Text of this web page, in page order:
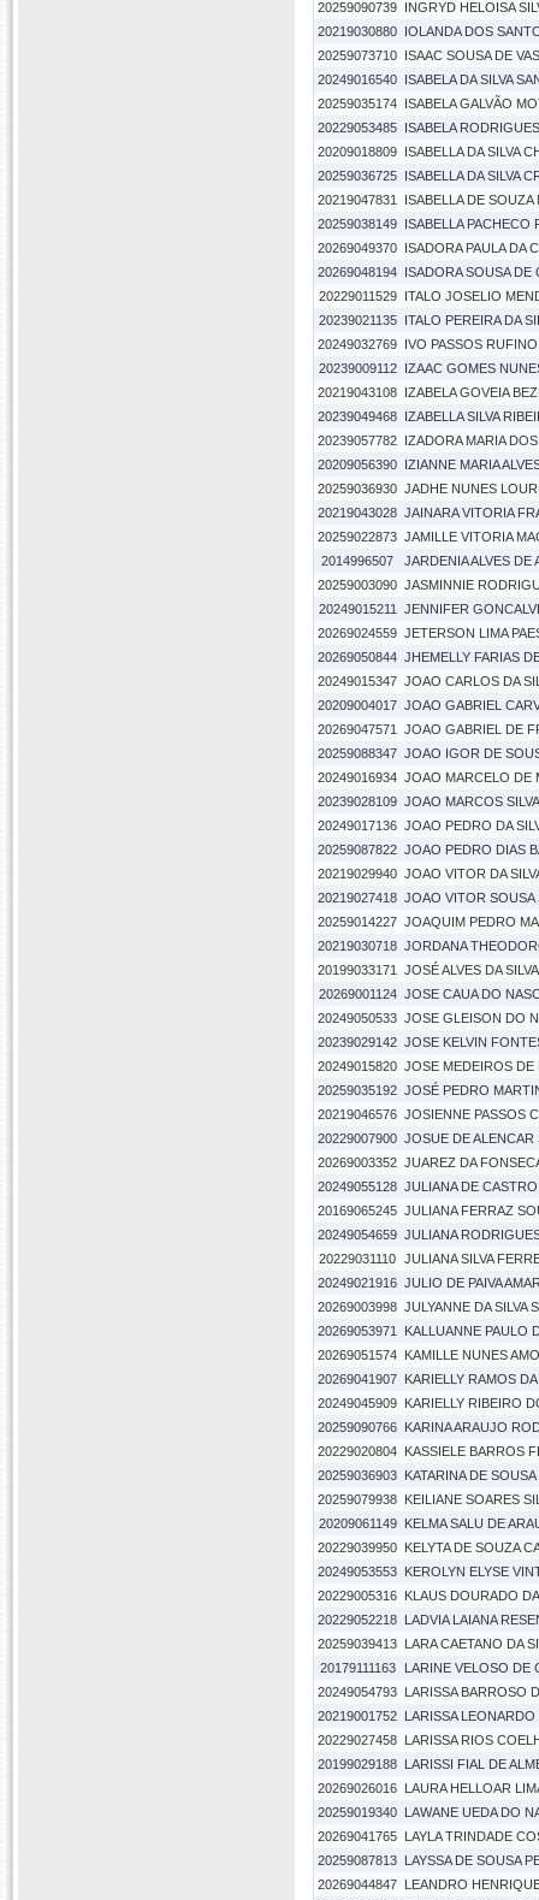
20259090739 INGRYD HELOISA
20219030880 IOLANDA DOS
20259073710 ISAAC SOUSA DE
20249016540 ISABELA DA SILVA
20259035174 ISABELA GALVÃO
20229053485 ISABELA
20209018809 ISABELLA DA SILVA
20259036725 ISABELLA DA SILVA
20219047831
ISABELLA DE SOUZA
20259038149 ISABELLA PACHECO
20269049370 ISADORA PAULA DA
20269048194 ISADORA SOUSA DE
20229011529
ITALO JOSELIO
20239021135
ITALO PEREIRA DA
20249032769 IVO PASSOS RUFINO
20239009112
IZAAC GOMES
20219043108 IZABELA GOVEIA
20239049468 IZABELLA SILVA
20239057782 IZADORA MARIA
20209056390 IZIANNE MARIA
20259036930 JADHE NUNES
20219043028 JAINARA VITORIA
20259022873 JAMILLE VITORIA
2014996507
JARDENIA ALVES DE
20259003090 JASMINNIE
20249015211
JENNIFER
20269024559 JETERSON LIMA
20269050844 JHEMELLY FARIAS
20249015347 JOAO CARLOS DA
20209004017 JOAO GABRIEL
20269047571
JOAO GABRIEL DE
20259088347 JOAO IGOR DE
20249016934 JOAO MARCELO DE
20239028109 JOAO MARCOS
20249017136 JOAO PEDRO DA
20259087822 JOAO PEDRO DIAS
20219029940 JOAO VITOR DA
20219027418 JOAO VITOR SOUSA
20259014227 JOAQUIM PEDRO
20219030718 JORDANA
20199033171
JOSÉ ALVES DA
20269001124 JOSE CAUA DO
20249050533 JOSE GLEISON DO
20239029142 JOSE KELVIN
20249015820 JOSE MEDEIROS
20259035192 JOSÉ PEDRO
20219046576 JOSIENNE PASSOS
20229007900 JOSUE DE ALENCAR
20269003352 JUAREZ DA
20249055128 JULIANA DE CASTRO
20169065245 JULIANA FERRAZ
20249054659 JULIANA
20229031110 JULIANA SILVA
20249021916 JULIO DE PAIVA
20269003998 JULYANNE DA SILVA
20269053971
KALLUANNE PAULO
20269051574 KAMILLE NUNES
20269041907 KARIELLY RAMOS DA
20249045909 KARIELLY RIBEIRO
20259090766 KARINA ARAUJO
20229020804 KASSIELE BARROS
20259036903 KATARINA DE SOUSA
20259079938 KEILIANE SOARES
20209061149
KELMA SALU DE
20229039950 KELYTA DE SOUZA
20249053553 KEROLYN ELYSE
20229005316 KLAUS DOURADO
20229052218 LADVIA LAIANA
20259039413 LARA CAETANO DA
20179111163
LARINE VELOSO DE
20249054793 LARISSA BARROSO
20219001752 LARISSA
20229027458 LARISSA RIOS
20199029188 LARISSI FIAL DE
20269026016 LAURA HELLOAR
20259019340 LAWANE UEDA DO
20269041765 LAYLA TRINDADE
20259087813 LAYSSA DE SOUSA
20269044847 LEANDRO